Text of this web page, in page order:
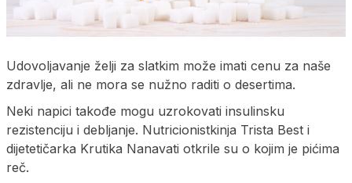
Udovoljavanje želji za slatkim može imati cenu za naše
zdravlje, ali ne mora se nužno raditi o desertima.
Neki napici takođe mogu uzrokovati insulinsku
rezistenciju i debljanje. Nutricionistkinja Trista Best i
dijetetičarka Krutika Nanavati otkrile su o kojim je pićima
reč.